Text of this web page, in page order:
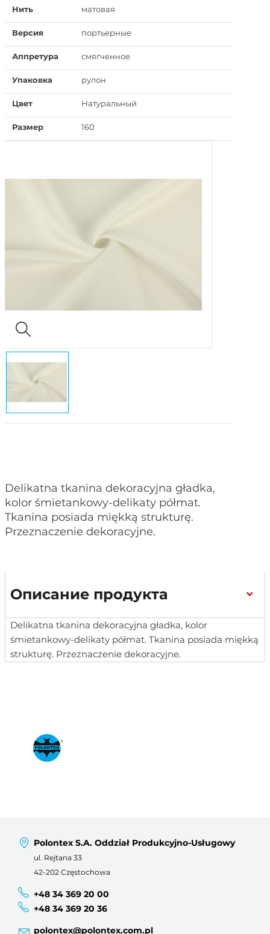
Delikatna tkanina dekoracyjna gładka,
kolor śmietankowy-delikaty półmat.
Tkanina posiada miękką strukturę.
Przeznaczenie dekoracyjne.
Нить матовая
Версия портьерные
Аппретура смягченное
Упаковка рулон
Цвет Натуральный
Размер 160
Описание продукта
Delikatna tkanina dekoracyjna gładka, kolor
śmietankowy-delikaty półmat. Tkanina posiada miękką
strukturę. Przeznaczenie dekoracyjne.
Polontex S.A. Oddział Produkcyjno-Usługowy
ul. Rejtana 33
42-202 Częstochowa
+48 34 369 20 00
+48 34 369 20 36
polontex@polontex.com.pl